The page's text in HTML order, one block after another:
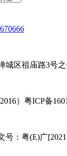
城区祖庙路3号
）粤ICP备
号：粤(E)广